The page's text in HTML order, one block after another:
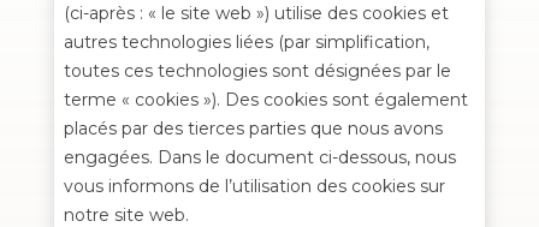
(ci-après : « le site web ») utilise des cookies et
autres technologies liées (par simplification,
toutes ces technologies sont désignées par le
terme « cookies »). Des cookies sont également
placés par des tierces parties que nous avons
engagées. Dans le document ci-dessous, nous
vous informons de l’utilisation des cookies sur
notre site web.